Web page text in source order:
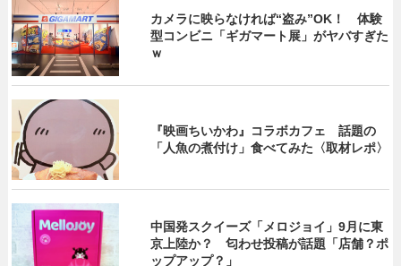
カメラに映らなければ“盗み”OK！ 体験
型コンビニ「ギガマート展」がヤバすぎた
ｗ
『映画ちいかわ』コラボカフェ 話題の
「人魚の煮付け」食べてみた〈取材レポ〉
中国発スクイーズ「メロジョイ」9月に東
京上陸か？ 匂わせ投稿が話題「店舗？ポ
ップアップ？」